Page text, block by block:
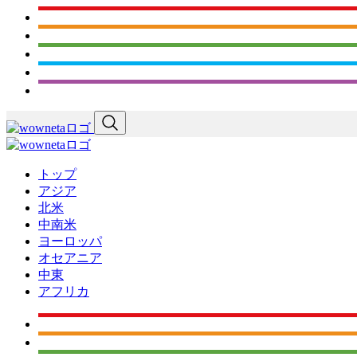
トップ
アジア
北米
中南米
ヨーロッパ
オセアニア
中東
アフリカ